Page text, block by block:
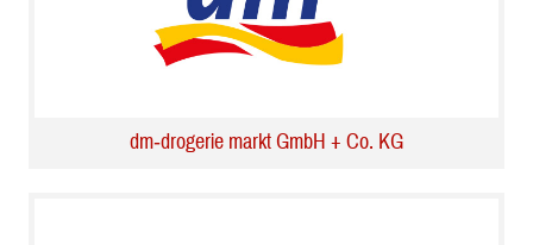
dm‑drogerie markt GmbH + Co. KG